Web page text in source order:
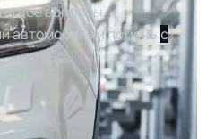
все вопросы,
автомобиль и помочьс